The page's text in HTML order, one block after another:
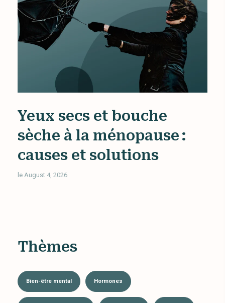
Yeux secs et bouche
sèche à la ménopause :
causes et solutions
le August 4, 2026
Thèmes
Bien-être mental Hormones